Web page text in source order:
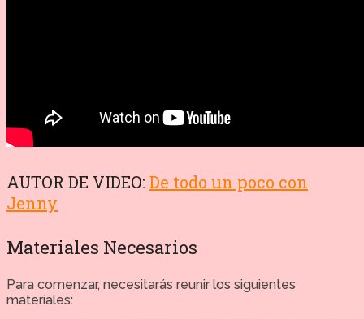
AUTOR DE VIDEO: De todo un poco con
Jenny
Materiales Necesarios
Para comenzar, necesitarás reunir los siguientes
materiales: